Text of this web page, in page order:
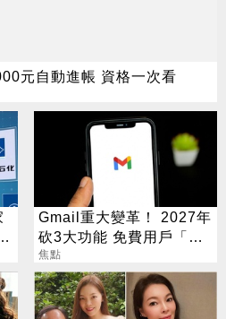
元自動進帳 資格一次看
Gmail重大變革！ 2027年
砍3大功能 免費用戶「這
好康」不能用了
焦點